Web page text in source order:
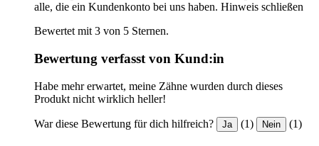
alle, die ein Kundenkonto bei uns haben. Hinweis schließen
Bewertet mit 3 von 5 Sternen.
Bewertung verfasst von Kund:in
Habe mehr erwartet, meine Zähne wurden durch dieses
Produkt nicht wirklich heller!
War diese Bewertung für dich hilfreich? Ja (1) Nein (1)